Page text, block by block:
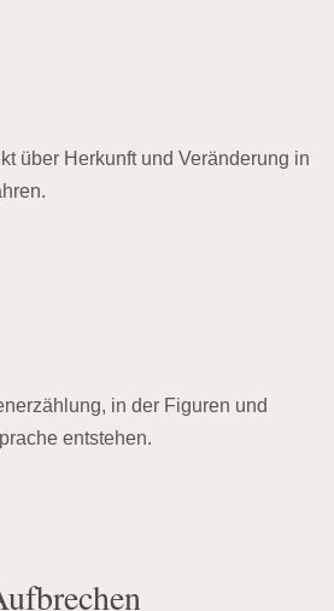
über Herkunft und Veränderung in
in der Figuren und
entstehen.